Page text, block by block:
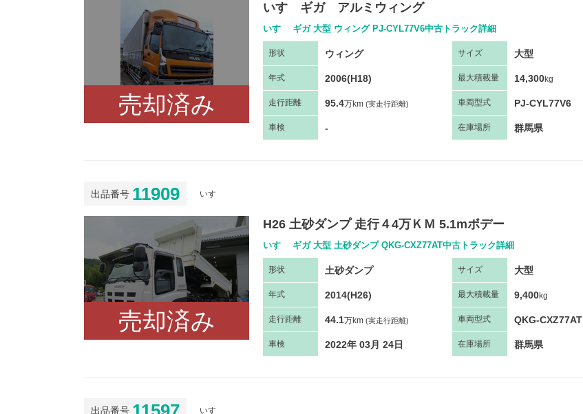
売却済み
いすゞギガ アルミウィング
いすゞ ギガ 大型 ウィング PJ-CYL77V6中古トラック詳細
形状 ウィング サイズ 大型
年式 2006(H18) 最大積載量 14,300kg
走行距離 95.4万km (実走行距離) 車両型式 PJ-CYL77V6
車検 - 在庫場所 群馬県
出品番号 11909 いすゞ
売却済み
H26 土砂ダンプ 走行４4万ＫＭ 5.1mボデー
いすゞ ギガ 大型 土砂ダンプ QKG-CXZ77AT中古トラック詳細
形状 土砂ダンプ サイズ 大型
年式 2014(H26) 最大積載量 9,400kg
走行距離 44.1万km (実走行距離) 車両型式 QKG-CXZ77AT
車検 2022年 03月 24日 在庫場所 群馬県
出品番号 いすゞ